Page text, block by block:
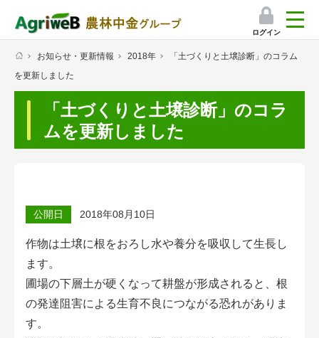
ログイン
検索
マイページ
プレミアムサービス
プレミアムサービスのご紹介
会員限定コンテンツ（無料）
お知らせ・更新情報 2018年
「土づくりと土壌診断」のコラム
を更新しました
「土づくりと土壌診断」のコラ
ムを更新しました
公開日 2018年08月10日
作物は土壌に根をおろし水や養分を吸収して生長し
ます。
圃場の下層土が硬くなって耕盤が形成されると、根
の発達阻害による生育不良につながる恐れがありま
す。